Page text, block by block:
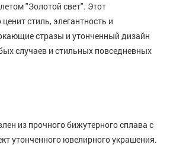
"Золотой свет". Этот
стиль, элегантность и
стразы и утонченный дизайн
случаев и стильных повседневных
из прочного бижутерного сплава с
утонченного ювелирного украшения.